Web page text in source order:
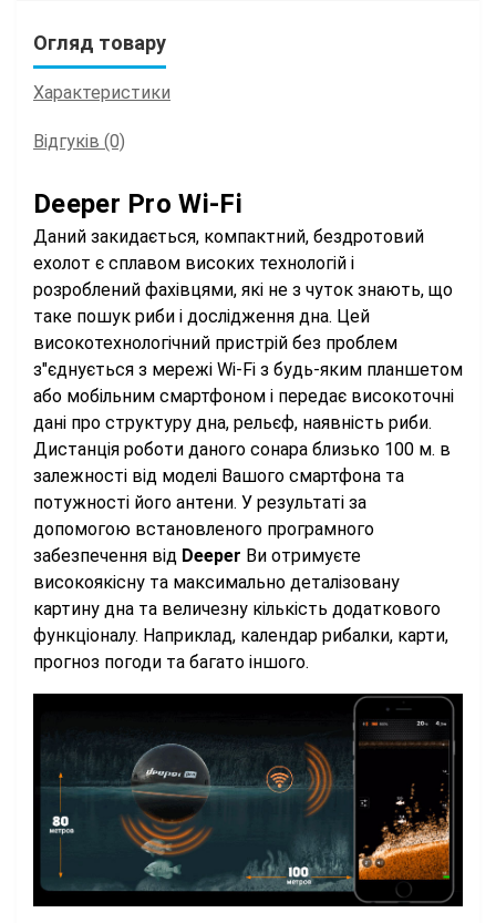
Огляд товару
Характеристики
Відгуків (0)
Deeper Pro Wi-Fi
Даний закидається, компактний, бездротовий
ехолот є сплавом високих технологій і
розроблений фахівцями, які не з чуток знають, що
таке пошук риби і дослідження дна. Цей
високотехнологічний пристрій без проблем
з"єднується з мережі Wi-Fi з будь-яким планшетом
або мобільним смартфоном і передає високоточні
дані про структуру дна, рельєф, наявність риби.
Дистанція роботи даного сонара близько 100 м. в
залежності від моделі Вашого смартфона та
потужності його антени. У результаті за
допомогою встановленого програмного
забезпечення від Deeper Ви отримуєте
високоякісну та максимально деталізовану
картину дна та величезну кількість додаткового
функціоналу. Наприклад, календар рибалки, карти,
прогноз погоди та багато іншого.